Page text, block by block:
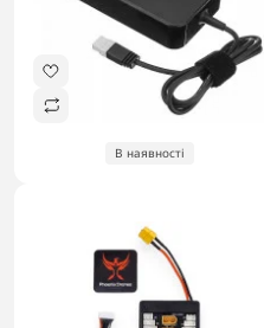
В наявності